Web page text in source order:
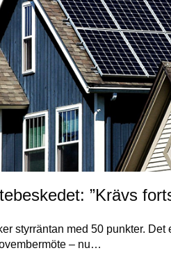
”Krävs
styrräntan med 50 punkter.
– nu…